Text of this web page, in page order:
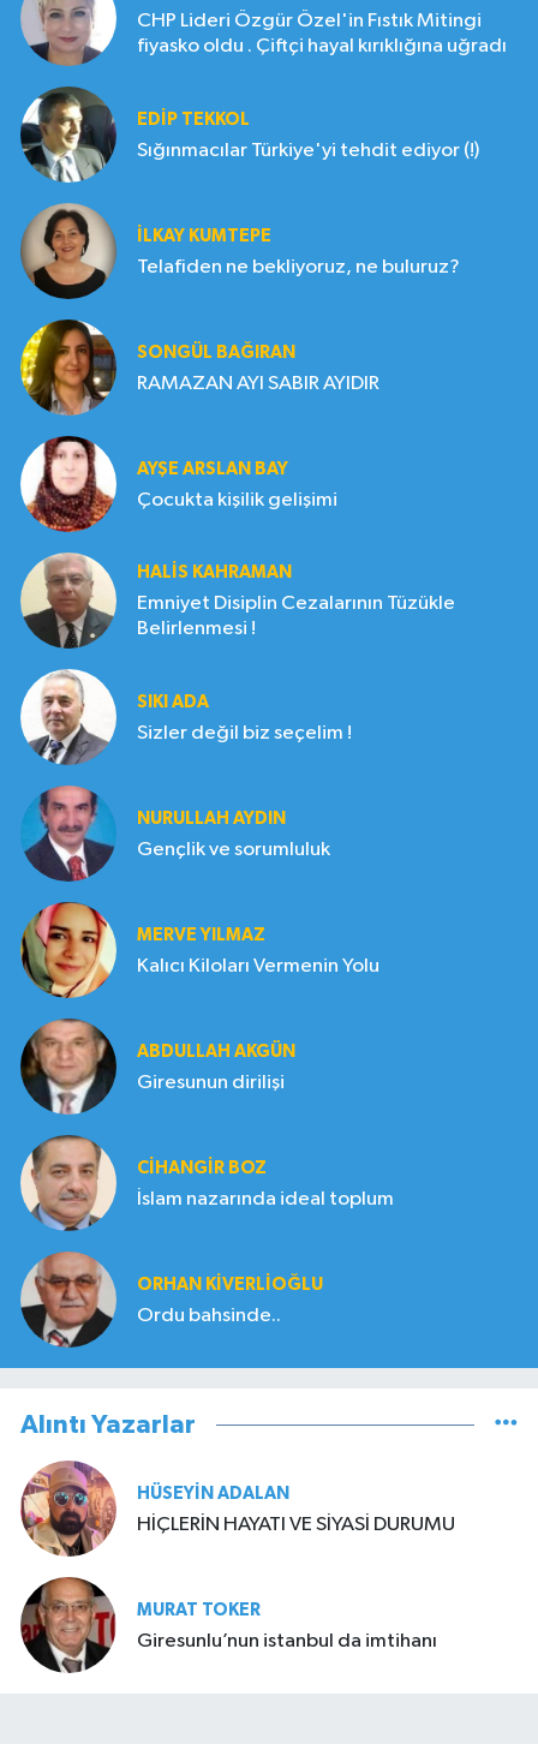
CHP Lideri Özgür Özel'in Fıstık Mitingi
fiyasko oldu . Çiftçi hayal kırıklığına uğradı
EDIP TEKKOL
Sığınmacılar Türkiye'yi tehdit ediyor (!)
İLKAY KUMTEPE
Telafiden ne bekliyoruz, ne buluruz?
SONGÜL BAĞIRAN
RAMAZAN AYI SABIR AYIDIR
AYŞE ARSLAN BAY
Çocukta kişilik gelişimi
HALIS KAHRAMAN
Emniyet Disiplin Cezalarının Tüzükle
Belirlenmesi !
SIKI ADA
Sizler değil biz seçelim !
NURULLAH AYDIN
Gençlik ve sorumluluk
MERVE YILMAZ
Kalıcı Kiloları Vermenin Yolu
ABDULLAH AKGÜN
Giresunun dirilişi
CIHANGIR BOZ
İslam nazarında ideal toplum
ORHAN KIVERLIOĞLU
Ordu bahsinde..
Alıntı Yazarlar
HÜSEYIN ADALAN
HİÇLERİN HAYATI VE SİYASİ DURUMU
MURAT TOKER
Giresunlu’nun istanbul da imtihanı